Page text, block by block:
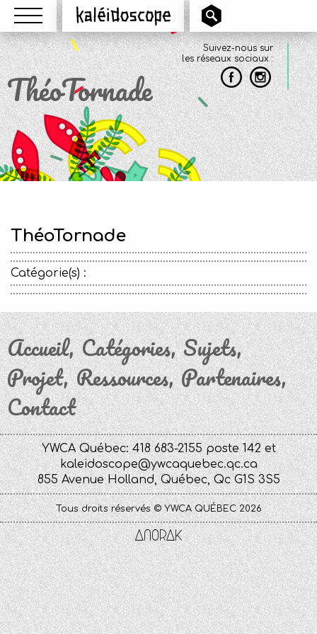
Menu Kaléidoscope
Suivez-nous sur
les réseaux sociaux :
ThéoTornade
ThéoTornade
Catégorie(s) :
Accueil Catégories Sujets
Projet Ressources Partenaires
Contact
YWCA Québec: 418 683-2155 poste 142 et
kaleidoscope@ywcaquebec.qc.ca
855 Avenue Holland, Québec, Qc G1S 3S5
Tous droits réservés © YWCA QUÉBEC 2026
Anorak
Studio